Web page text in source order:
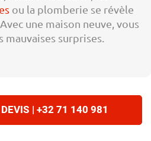
ou la plomberie se révèle
une maison neuve, vous
surprises.
| +32 71 140 981